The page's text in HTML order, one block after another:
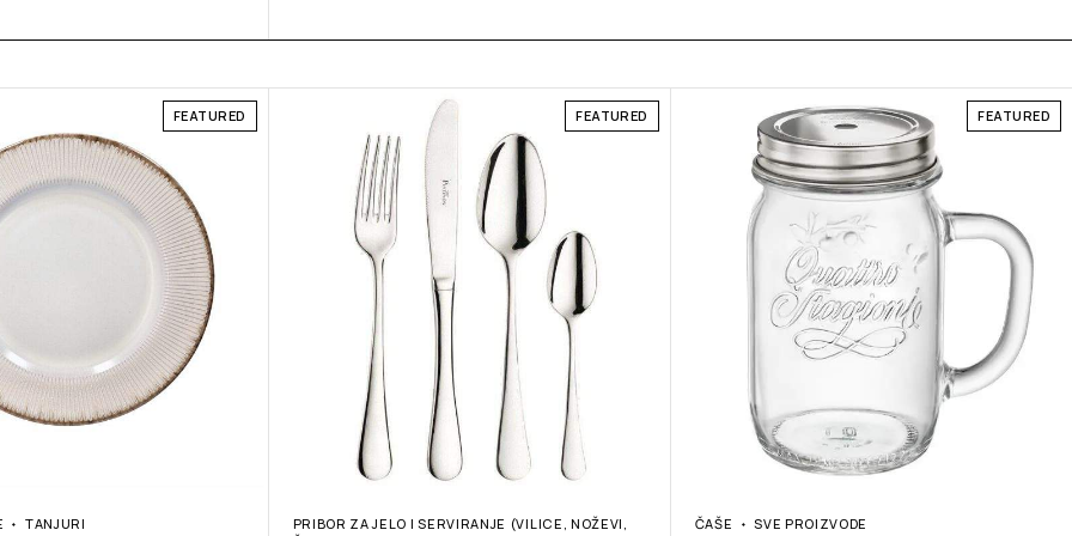
FEATURED
TANJURI
FEATURED
PRIBOR ZA JELO I SERVIRANJE (VILICE, NOŽEVI,
FEATURED
ČAŠE SVE PROIZVODE